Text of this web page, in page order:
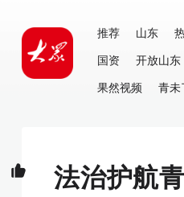
推荐 山东
国资
开放山东
果然视频
青未
法治护航